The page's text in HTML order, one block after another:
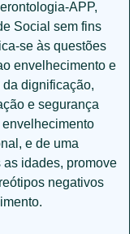
APP,
Social sem fins
se às questões
envelhecimento e
dignificação,
e segurança
e de uma
idades, promove
negativos